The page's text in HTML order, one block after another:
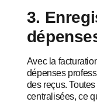
3.
Avec la
dépenses
des reçus.
centralisées, ce